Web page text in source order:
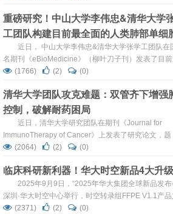
疫荧光技术分析249例儿科髓母细胞瘤样本，发现
胞浸润与改善的总生存期相关，而B细胞、NK细胞和
巨噬细胞的高密度浸润则提示较差的预后。特别值得
是，多变量分析确认B细胞...
重磅研究！中山大学李伟忠&清华大学
工团队构建目前最全面的人类肺部单细
谱：整合62个数据集，920万细胞，
样本
近日， 中山大学李伟忠&清华大学张学工团队在
名期刊《eBioMedicine》（柳叶刀子刊）发表了目
的人类肺部单细胞图谱—uniLUNG，该研究整合了62
状态和17种肺部疾病，为肺病机制研究和精准治疗提
破性资源。这一图谱不仅构建了多层次细胞注释框架
现了与免疫紊乱相关的罕见细胞亚群，为肺癌转移防
疫治疗...
(1766) (2) (0)
清华大学团队攻克难题：双管齐下增强
控制，破解耐药困局
近日，清华大学研究团队在期刊《Journal for
ImmunoTherapy of Cancer》上发表了研究论文，题
为“Dual targeting OX40 and IL-2 receptor enhances
and CD8+ T-cell proliferat...
(2064) (2) (0)
临床科研新利器！华大时空新品4大升
2025年9月9日，“2025年华大集团全球新品发布
深圳·华大时空中心举行，时空转录组FFPE V1.1产
本次大会发布。这是继2024年6月首版方案发布后，
(2371) (2) (0)